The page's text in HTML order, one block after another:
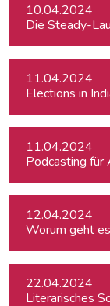
10.04.2024
Die Steady-
11.04.2024
Elections in
11.04.2024
Podcasting für
12.04.2024
Worum geht
22.04.2024
Literarisches